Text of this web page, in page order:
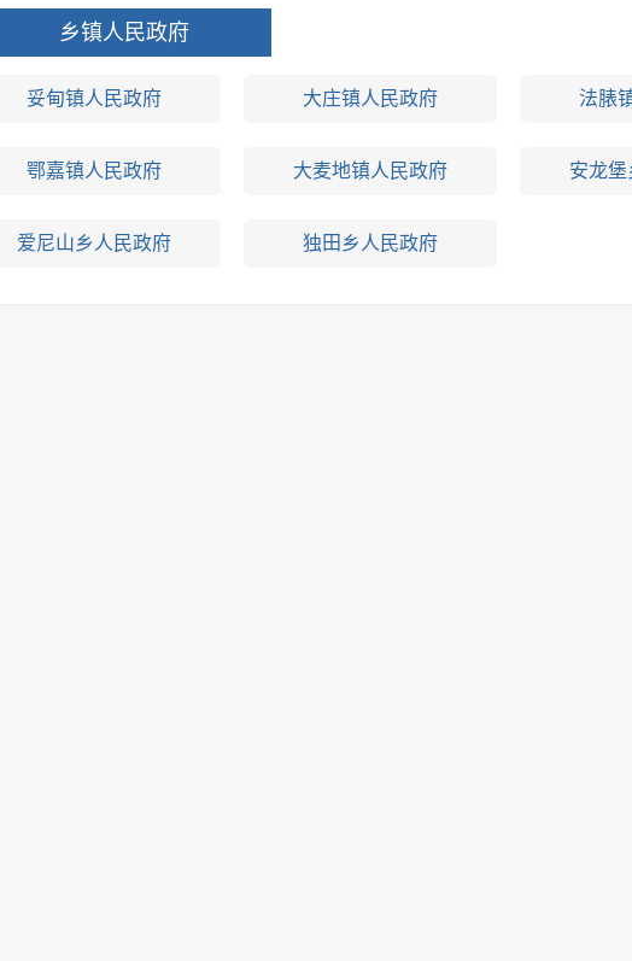
乡镇人民政府
妥甸镇人民政府 大庄镇人民政府 法脿
鄂嘉镇人民政府 大麦地镇人民政府 安龙
爱尼山乡人民政府 独田乡人民政府